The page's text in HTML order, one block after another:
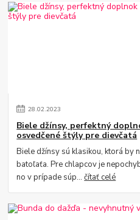
28.02.2023
Biele džínsy, perfektný
osvedčené štýly pre dievčatá
Biele džínsy sú klasikou, ktorá by
batoľaťa. Pre chlapcov je
no v prípade súp...čítať celé